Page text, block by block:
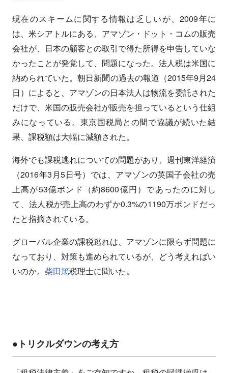
現在のスキームに関する情報は乏しいが、2009年に
は、米シアトルにある、アマゾン・ドット・コムの販売
会社が、日本の顧客との取引で得た所得を申告していな
かったことが発覚して、問題になった。法人税は米国に
納められていた。朝日新聞の過去の報道（2015年9月24
日）によると、アマゾンの日本法人は物流を委託された
だけで、米国の販売会社が販売を担っているという仕組
みになっている。東京国税局との間で協議が続いた結
果、課税額は大幅に減額された。
海外でも課税逃れについての問題があり、週刊東洋経済
（2016年3月5日号）では、アマゾンの英国子会社の売
上高が53億ポンド（約8600億円）であったのに対し
て、法人税が売上高のわずか0.3%の1190万ポンドだっ
たと指摘されている。
グローバル企業の課税逃れは、アマゾンに限らず問題に
なっており、対策も進められているが、どう考えればい
いのか。 柴田篤税理士に聞いた。
●トリクルダウンの考え方